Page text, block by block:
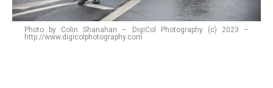
Photo by Colin Shanahan – DigiCol Photography (c) 2023 –
http://www.digicolphotography.com